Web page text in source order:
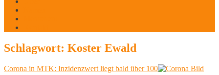
Schlagwort: Koster Ewald
Corona in MTK: Inzidenzwert liegt bald über 100